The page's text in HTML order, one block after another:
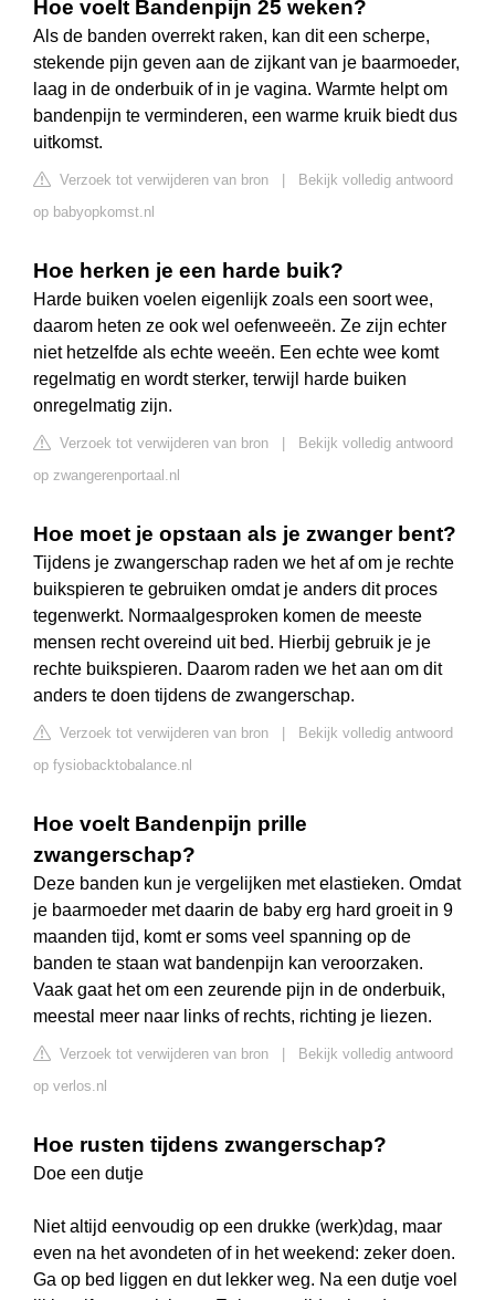
Hoe voelt Bandenpijn 25 weken?
Als de banden overrekt raken, kan dit een scherpe,
stekende pijn geven aan de zijkant van je baarmoeder,
laag in de onderbuik of in je vagina. Warmte helpt om
bandenpijn te verminderen, een warme kruik biedt dus
uitkomst.
Verzoek tot verwijderen van bron
Bekijk volledig antwoord
op babyopkomst.nl
Hoe herken je een harde buik?
Harde buiken voelen eigenlijk zoals een soort wee,
daarom heten ze ook wel oefenweeën. Ze zijn echter
niet hetzelfde als echte weeën. Een echte wee komt
regelmatig en wordt sterker, terwijl harde buiken
onregelmatig zijn.
Verzoek tot verwijderen van bron
Bekijk volledig antwoord
op zwangerenportaal.nl
Hoe moet je opstaan als je zwanger bent?
Tijdens je zwangerschap raden we het af om je rechte
buikspieren te gebruiken omdat je anders dit proces
tegenwerkt. Normaalgesproken komen de meeste
mensen recht overeind uit bed. Hierbij gebruik je je
rechte buikspieren. Daarom raden we het aan om dit
anders te doen tijdens de zwangerschap.
Verzoek tot verwijderen van bron
Bekijk volledig antwoord
op fysiobacktobalance.nl
Hoe voelt Bandenpijn prille
zwangerschap?
Deze banden kun je vergelijken met elastieken. Omdat
je baarmoeder met daarin de baby erg hard groeit in 9
maanden tijd, komt er soms veel spanning op de
banden te staan wat bandenpijn kan veroorzaken.
Vaak gaat het om een zeurende pijn in de onderbuik,
meestal meer naar links of rechts, richting je liezen.
Verzoek tot verwijderen van bron
Bekijk volledig antwoord
op verlos.nl
Hoe rusten tijdens zwangerschap?
Doe een dutje
Niet altijd eenvoudig op een drukke (werk)dag, maar
even na het avondeten of in het weekend: zeker doen.
Ga op bed liggen en dut lekker weg. Na een dutje voel